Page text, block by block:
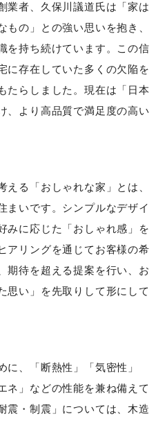
業者、久保川議道氏は「家は
の」との強い思いを抱き、
を持ち続けています。この信
に存在していた多くの欠陥を
たらしました。現在は「日本
、より高品質で満足度の高い
える「おしゃれな家」とは、
まいです。シンプルなデザイ
みに応じた「おしゃれ感」を
アリングを通じてお客様の希
期待を超える提案を行い、お
思い」を先取りして形にして
、「断熱性」「気密性」
ネ」などの性能を兼ね備えて
震・制震」については、木造